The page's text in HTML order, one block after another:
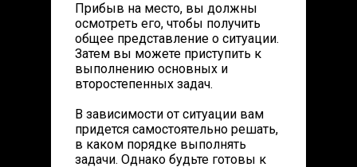
Прибыв на место, вы должны
осмотреть его, чтобы получить
общее представление о ситуации.
Затем вы можете приступить к
выполнению основных и
второстепенных задач.
В зависимости от ситуации вам
придется самостоятельно решать,
в каком порядке выполнять
задачи. Однако будьте готовы к